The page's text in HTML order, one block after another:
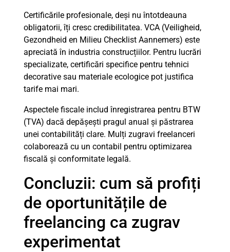
Certificările profesionale, deși nu întotdeauna
obligatorii, îți cresc credibilitatea. VCA (Veiligheid,
Gezondheid en Milieu Checklist Aannemers) este
apreciată în industria construcțiilor. Pentru lucrări
specializate, certificări specifice pentru tehnici
decorative sau materiale ecologice pot justifica
tarife mai mari.
Aspectele fiscale includ înregistrarea pentru BTW
(TVA) dacă depășești pragul anual și păstrarea
unei contabilități clare. Mulți zugravi freelanceri
colaborează cu un contabil pentru optimizarea
fiscală și conformitate legală.
Concluzii: cum să profiți
de oportunitățile de
freelancing ca zugrav
experimentat